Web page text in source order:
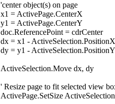
'center object(s) on page
x1 = ActivePage.CenterX
y1 = ActivePage.CenterY
doc.ReferencePoint = cdrCenter
dx = x1 - ActiveSelection.PositionX
dy = y1 - ActiveSelection.PositionY
ActiveSelection.Move dx, dy
' Resize page to fit selected view
ActivePage.SetSize